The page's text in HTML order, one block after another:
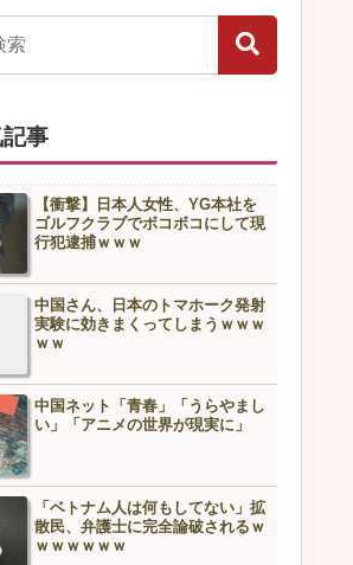
ｗｗｗｗｗｗｗ
事
【衝撃】日本人女性、YG本社を
ゴルフクラブでボコボコにして現
行犯逮捕ｗｗｗ
中国さん、日本のトマホーク発射
実験に効きまくってしまうｗｗｗ
ｗｗ
中国ネット「青春」「うらやまし
い」「アニメの世界が現実に」
「ベトナム人は何もしてない」拡
散民、弁護士に完全論破されるｗ
ｗｗｗｗｗｗ